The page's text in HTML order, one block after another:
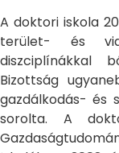
A doktori iskola
terület- és
diszciplínákkal
Bizottság
gazdálkodás- és
sorolta. A